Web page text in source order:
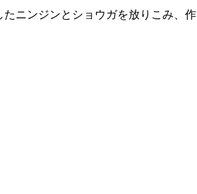
ニンジンとショウガを放りこみ、作